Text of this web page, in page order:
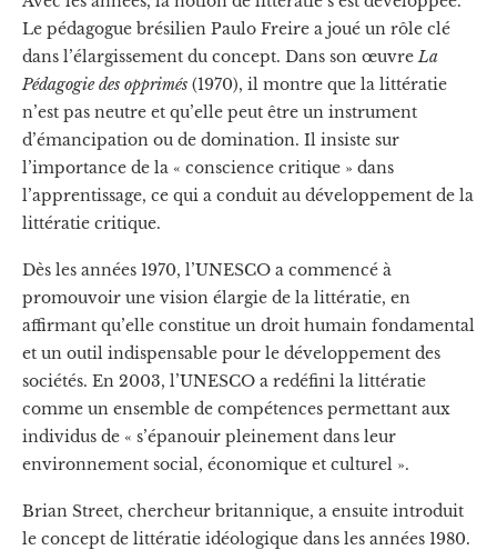
Le pédagogue brésilien Paulo Freire a joué un rôle clé
dans l’élargissement du concept. Dans son œuvreLa
Pédagogie des opprimés (1970), il montre que la littératie
n’est pas neutre et qu’elle peut être un instrument
d’émancipation ou de domination. Il insiste sur
l’importance de la « conscience critique » dans
l’apprentissage, ce qui a conduit au développement de la
littératie critique.
Dès les années 1970, l’UNESCO a commencé à
promouvoir une vision élargie de la littératie, en
affirmant qu’elle constitue un droit humain fondamental
et un outil indispensable pour le développement des
sociétés. En 2003, l’UNESCO a redéfini la littératie
comme un ensemble de compétences permettant aux
individus de « s’épanouir pleinement dans leur
environnement social, économique et culturel ».
Brian Street, chercheur britannique, a ensuite introduit
le concept de littératie idéologique dans les années 1980.